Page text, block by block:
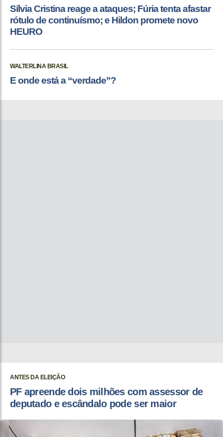
Sílvia Cristina reage a ataques; Fúria tenta afastar
rótulo de continuísmo; e Hildon promete novo
HEURO
WALTERLINA BRASIL
E onde está a “verdade”?
ANTES DA ELEIÇÃO
PF apreende dois milhões com assessor de
deputado e escândalo pode ser maior